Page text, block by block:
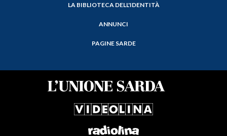
LA BIBLIOTECA DELL'IDENTITÀ
ANNUNCI
PAGINE SARDE